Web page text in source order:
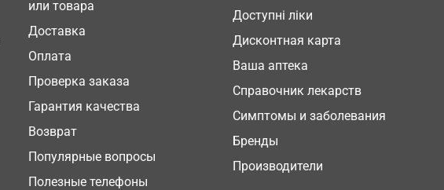
или товара
Доставка
Оплата
Проверка заказа
Гарантия качества
Возврат
Популярные вопросы
Полезные телефоны
Доступні ліки
Дисконтная карта
Ваша аптека
Справочник лекарств
Симптомы и заболевания
Бренды
Производители